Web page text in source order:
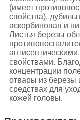
(имеет
свойства),
аскорбиновая и
Листья березы
свойствами.
концентрации
отвары из березы
средствах для
кожей головы.